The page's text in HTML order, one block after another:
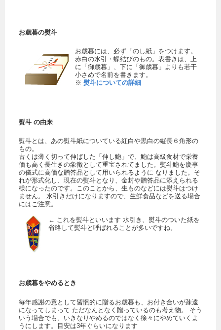
お歳暮の熨斗
お歳暮には、必ず「のし紙」をつけます。
赤白の水引・蝶結びのもの。表書きは、上
に「御歳暮」、下に「御歳暮」よりも若干
小さめで名前を書きます。
※ 熨斗についての詳細
熨斗 の由来
熨斗とは、あの熨斗紙についている紅白や黒白の縦長６角形の
もの。
古くは薄く切って伸ばした「伸し鮑」で、鮑は高級食材で栄養
価も高く長生きの象徴として重宝されてました。熨斗鮑を慶事
の儀式に高価な贈答品として用いられるように なりました。そ
れが形式化し、現在の熨斗となり、金封や贈答品に添えられる
様になったのです。このことから、生ものなどには熨斗はつけ
ません。 水引きだけになりますので、生鮮食品などを送る場合
にはご注意。
← これを熨斗といいます 水引き、熨斗のついた紙を
省略して熨斗と呼ばれることが多いですね。
お歳暮をやめるとき
毎年感謝の意として習慣的に贈るお歳暮も、お付き合いが疎遠
になってしまって ただなんとなく贈っているのも考え物。 そう
いう場合でも、いきなりやめるのではなく徐々にやめていくよ
うにします。目安は3年ぐらいになります